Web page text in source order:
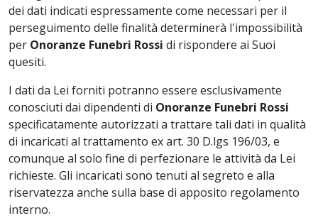
dei dati indicati espressamente come necessari per il
perseguimento delle finalità determinerà l'impossibilità
per Onoranze Funebri Rossi di rispondere ai Suoi
quesiti.
I dati da Lei forniti potranno essere esclusivamente
conosciuti dai dipendenti di Onoranze Funebri Rossi
specificatamente autorizzati a trattare tali dati in qualità
di incaricati al trattamento ex art. 30 D.lgs 196/03, e
comunque al solo fine di perfezionare le attività da Lei
richieste. Gli incaricati sono tenuti al segreto e alla
riservatezza anche sulla base di apposito regolamento
interno.